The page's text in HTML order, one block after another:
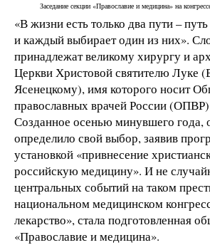
Заседание секции «Православие и медицина» на
«В жизни есть только два пути –
и каждый выбирает один из них».
принадлежат великому хирургу и
Церкви Христовой святителю Луке
Ясенецкому), имя которого носит
православных врачей России
Созданное осенью минувшего года,
определило свой выбор, заявив
установкой «привнесение
российскую медицину». И не
центральных событий на таком
национальном медицинском
лекарство», стала подготовленная
«Православие и медицина».